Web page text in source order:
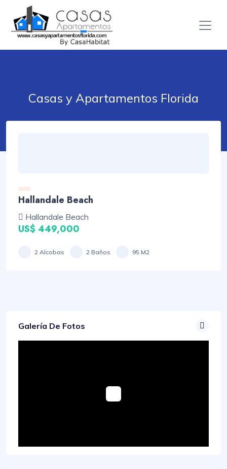
Casas y Apartamentos Florida
Hallandale Beach
Hallandale Beach
US$ 449,000
2 Alcobas 2 Baños 95 M2
Galería De Fotos